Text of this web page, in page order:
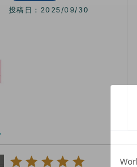
投稿日 2025/09/30